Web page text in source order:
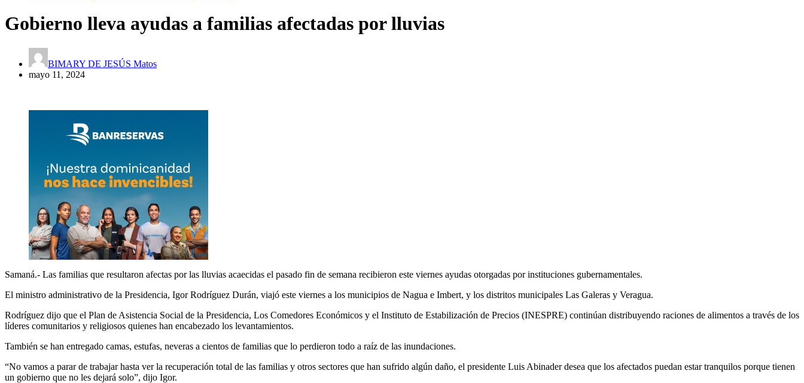
Gobierno lleva ayudas a familias afectadas por lluvias
BIMARY DE JESÚS Matos
mayo 11, 2024
Samaná.- Las familias que resultaron afectas por las lluvias acaecidas el pasado fin de semana recibieron este viernes ayudas otorgadas por instituciones gubernamentales.
El ministro administrativo de la Presidencia, Igor Rodríguez Durán, viajó este viernes a los municipios de Nagua e Imbert, y los distritos municipales Las Galeras y Veragua.
Rodríguez dijo que el Plan de Asistencia Social de la Presidencia, Los Comedores Económicos y el Instituto de Estabilización de Precios (INESPRE) continúan distribuyendo raciones de alimentos a través de los
líderes comunitarios y religiosos quienes han encabezado los levantamientos.
También se han entregado camas, estufas, neveras a cientos de familias que lo perdieron todo a raíz de las inundaciones.
“No vamos a parar de trabajar hasta ver la recuperación total de las familias y otros sectores que han sufrido algún daño, el presidente Luis Abinader desea que los afectados puedan estar tranquilos porque tienen
un gobierno que no les dejará solo”, dijo Igor.